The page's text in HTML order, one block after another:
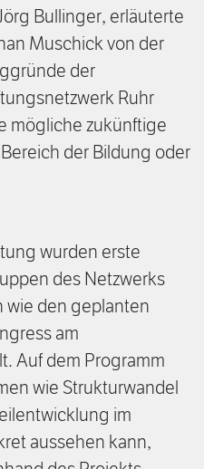
Bullinger, erläuterte
Muschick von der
der
Ruhr
mögliche zukünftige
der Bildung oder
wurden erste
des Netzwerks
wie den geplanten
am
Auf dem Programm
wie Strukturwandel
im
aussehen kann,